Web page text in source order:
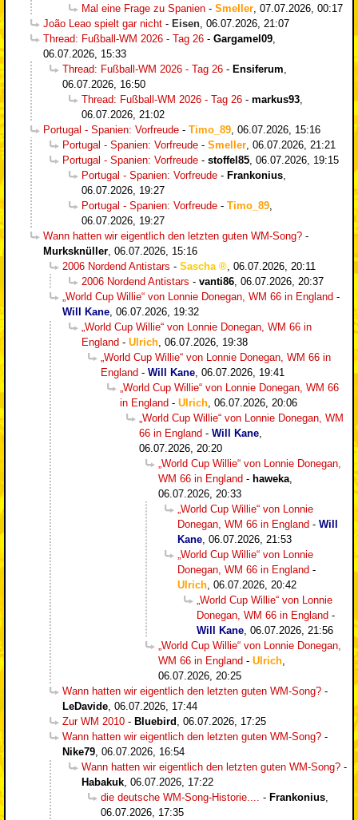
Mal eine Frage zu Spanien - Smeller 07.07.2026, 00:17
João Leao spielt gar nicht - Eisen 06.07.2026, 21:07
Thread: Fußball-WM 2026 - Tag 26 - Gargamel09
06.07.2026, 15:33
Thread: Fußball-WM 2026 - Tag 26 - Ensiferum
06.07.2026, 16:50
Thread: Fußball-WM 2026 - Tag 26 - markus93
06.07.2026, 21:02
Portugal - Spanien: Vorfreude - Timo_89 06.07.2026, 15:16
Portugal - Spanien: Vorfreude - Smeller 06.07.2026, 21:21
Portugal - Spanien: Vorfreude - stoffel85 06.07.2026, 19:15
Portugal - Spanien: Vorfreude - Frankonius
06.07.2026, 19:27
Portugal - Spanien: Vorfreude - Timo_89
06.07.2026, 19:27
Wann hatten wir eigentlich den letzten guten WM-Song? -
Murksknüller 06.07.2026, 15:16
2006 Nordend Antistars - Sascha
06.07.2026, 20:11
2006 Nordend Antistars - vanti86 06.07.2026, 20:37
„World Cup Willie“ von Lonnie Donegan, WM 66 in England -
Will Kane 06.07.2026, 19:32
„World Cup Willie“ von Lonnie Donegan, WM 66 in
England - Ulrich 06.07.2026, 19:38
„World Cup Willie“ von Lonnie Donegan, WM 66 in
England - Will Kane 06.07.2026, 19:41
„World Cup Willie“ von Lonnie Donegan, WM 66
in England - Ulrich 06.07.2026, 20:06
„World Cup Willie“ von Lonnie Donegan, WM
66 in England - Will Kane
06.07.2026, 20:20
„World Cup Willie“ von Lonnie Donegan,
WM 66 in England - haweka
06.07.2026, 20:33
„World Cup Willie“ von Lonnie
Donegan, WM 66 in England - Will
Kane 06.07.2026, 21:53
„World Cup Willie“ von Lonnie
Donegan, WM 66 in England -
Ulrich 06.07.2026, 20:42
„World Cup Willie“ von Lonnie
Donegan, WM 66 in England -
Will Kane 06.07.2026, 21:56
„World Cup Willie“ von Lonnie Donegan,
WM 66 in England - Ulrich
06.07.2026, 20:25
Wann hatten wir eigentlich den letzten guten WM-Song? -
LeDavide 06.07.2026, 17:44
Zur WM 2010 - Bluebird
06.07.2026, 17:25
Wann hatten wir eigentlich den letzten guten WM-Song? -
Nike79 06.07.2026, 16:54
Wann hatten wir eigentlich den letzten guten WM-Song? -
Habakuk 06.07.2026, 17:22
die deutsche WM-Song-Historie....
- Frankonius
06.07.2026, 17:35